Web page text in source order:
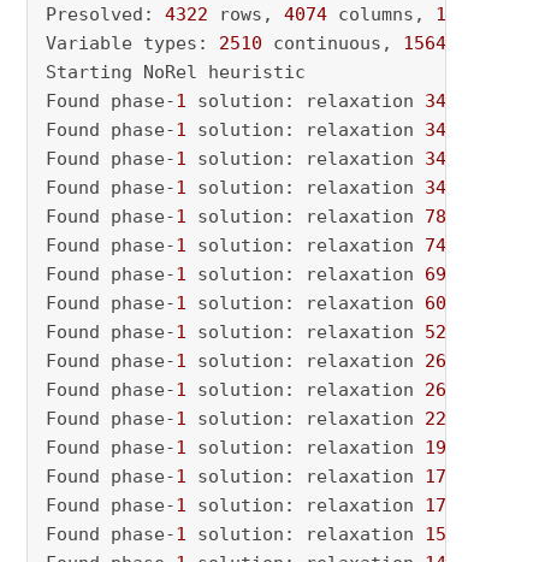
Presolved: 4322 rows, 4074 columns, 14508
Variable types: 2510 continuous, 1564
Starting NoRel heuristic
Found phase-1 solution: relaxation 34839.7
Found phase-1 solution: relaxation 34825.8
Found phase-1 solution: relaxation 34536.8
Found phase-1 solution: relaxation 34473.5
Found phase-1 solution: relaxation 7818.41
Found phase-1 solution: relaxation 7461.44
Found phase-1 solution: relaxation 6905.05
Found phase-1 solution: relaxation 6068.39
Found phase-1 solution: relaxation 5208.38
Found phase-1 solution: relaxation 2641.62
Found phase-1 solution: relaxation 2615.4
Found phase-1 solution: relaxation 2246.63
Found phase-1 solution: relaxation 1988.52
Found phase-1 solution: relaxation 1772.27
Found phase-1 solution: relaxation 1718.13
Found phase-1 solution: relaxation 1564.16